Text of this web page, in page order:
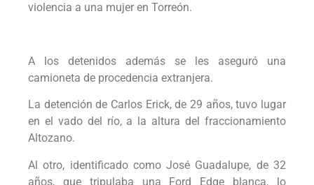
violencia a una mujer en Torreón.
A los detenidos además se les aseguró una
camioneta de procedencia extranjera.
La detención de Carlos Erick, de 29 años, tuvo lugar
en el vado del río, a la altura del fraccionamiento
Altozano.
Al otro, identificado como José Guadalupe, de 32
años, que tripulaba una Ford Edge blanca, lo